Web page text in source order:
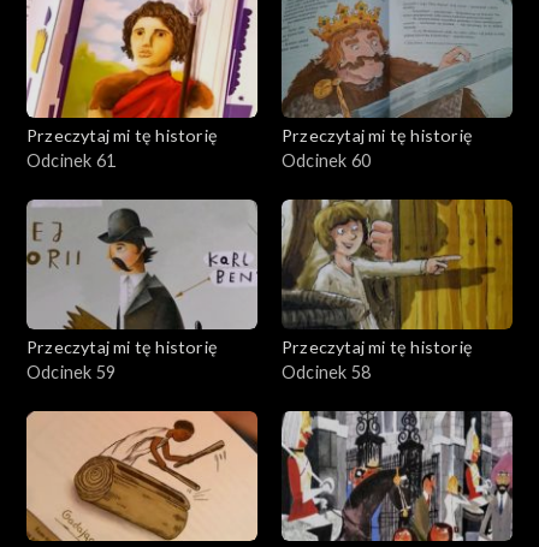
Przeczytaj mi tę historię
Odcinek 61
Przeczytaj mi tę historię
Odcinek 60
Przeczytaj mi tę historię
Odcinek 59
Przeczytaj mi tę historię
Odcinek 58